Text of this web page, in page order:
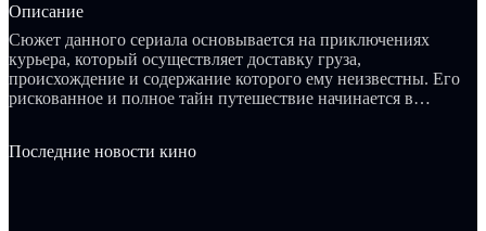
Описание
Сюжет данного сериала основывается на приключениях
курьера, который осуществляет доставку груза,
происхождение и содержание которого ему неизвестны. Его
рискованное и полное тайн путешествие начинается в
день его цель может находиться в Германии или Словении.
Последние новости кино